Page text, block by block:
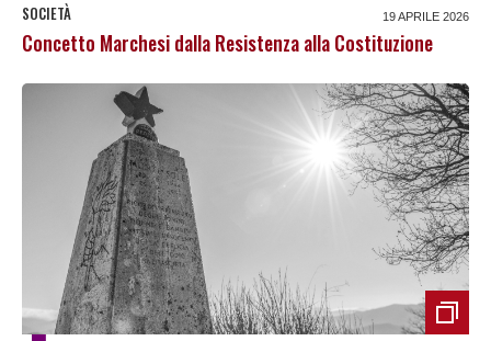
SOCIETÀ 19 APRILE 2026
Concetto Marchesi dalla Resistenza alla Costituzione